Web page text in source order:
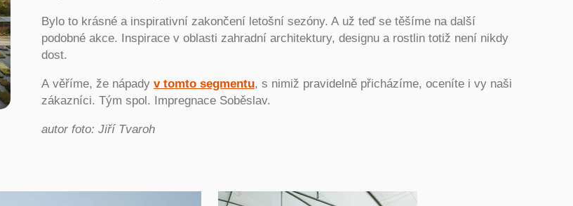
Bylo to krásné a inspirativní zakončení letošní sezóny. A už teď se těšíme na další
podobné akce. Inspirace v oblasti zahradní architektury, designu a rostlin totiž není nikdy
dost.
A věříme, že nápady v tomto segmentu, s nimiž pravidelně přicházíme, oceníte i vy naši
zákazníci. Tým spol. Impregnace Soběslav.
autor foto: Jiří Tvaroh